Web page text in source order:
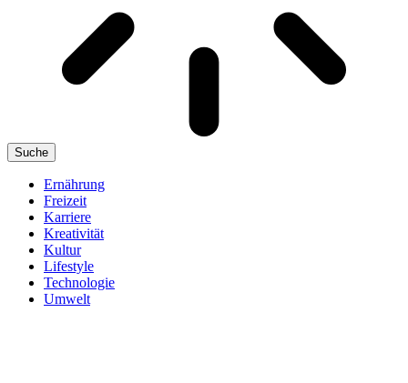
Suche
Ernährung
Freizeit
Karriere
Kreativität
Kultur
Lifestyle
Technologie
Umwelt